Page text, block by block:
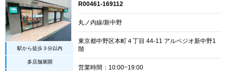
駅から徒歩３分以内
多店舗展開
R00461-169112
丸ノ内線/新中野
東京都中野区本町４丁目 44-11 アルペジオ新中野1
階
営業時間：10:00~19:00